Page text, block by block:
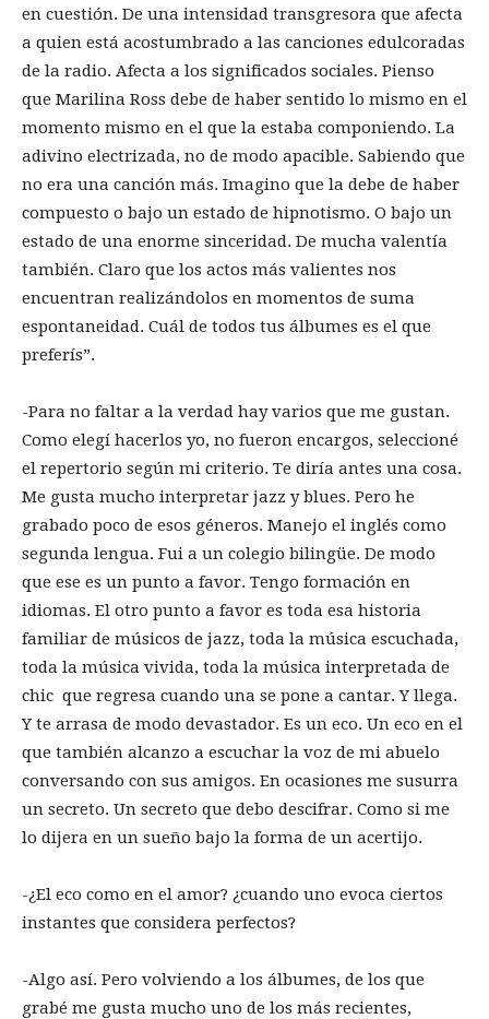
en cuestión. De una intensidad transgresora que afecta
a quien está acostumbrado a las canciones edulcoradas
de la radio. Afecta a los significados sociales. Pienso
que Marilina Ross debe de haber sentido lo mismo en el
momento mismo en el que la estaba componiendo. La
adivino electrizada, no de modo apacible. Sabiendo que
no era una canción más. Imagino que la debe de haber
compuesto o bajo un estado de hipnotismo. O bajo un
estado de una enorme sinceridad. De mucha valentía
también. Claro que los actos más valientes nos
encuentran realizándolos en momentos de suma
espontaneidad. Cuál de todos tus álbumes es el que
preferís”.
-Para no faltar a la verdad hay varios que me gustan.
Como elegí hacerlos yo, no fueron encargos, seleccioné
el repertorio según mi criterio. Te diría antes una cosa.
Me gusta mucho interpretar jazz y blues. Pero he
grabado poco de esos géneros. Manejo el inglés como
segunda lengua. Fui a un colegio bilingüe. De modo
que ese es un punto a favor. Tengo formación en
idiomas. El otro punto a favor es toda esa historia
familiar de músicos de jazz, toda la música escuchada,
toda la música vivida, toda la música interpretada de
chic que regresa cuando una se pone a cantar. Y llega.
Y te arrasa de modo devastador. Es un eco. Un eco en el
que también alcanzo a escuchar la voz de mi abuelo
conversando con sus amigos. En ocasiones me susurra
un secreto. Un secreto que debo descifrar. Como si me
lo dijera en un sueño bajo la forma de un acertijo.
-¿El eco como en el amor? ¿cuando uno evoca ciertos
instantes que considera perfectos?
-Algo así. Pero volviendo a los álbumes, de los que
grabé me gusta mucho uno de los más recientes,